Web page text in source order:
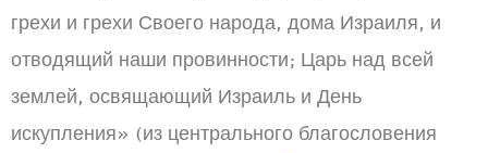
грехи и грехи Своего народа, дома Израиля, и
отводящий наши провинности; Царь над всей
землей, освящающий Израиль и День
искупления» (из центрального благословения